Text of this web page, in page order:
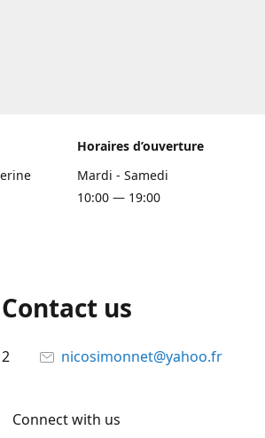
Horaires d’ouverture
Mardi - Samedi
10:00 — 19:00
Contact us
nicosimonnet@yahoo.fr
Connect with us